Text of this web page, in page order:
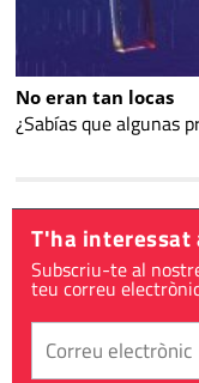
No eran tan locas
¿Sabías que algunas
T'ha interessat
Subscriu-te al
teu correu